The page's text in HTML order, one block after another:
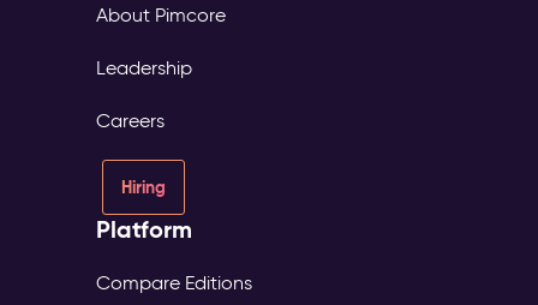
About Pimcore
Leadership
Careers
Hiring
Platform
Compare Editions